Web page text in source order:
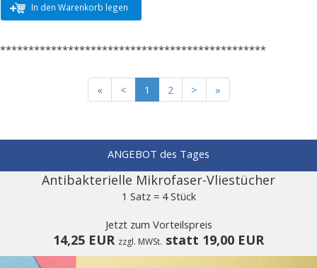
In den Warenkorb legen
***********************************************
« < 1 2 > »
ANGEBOT des Tages
Antibakterielle Mikrofaser-Vliestücher
1 Satz = 4 Stück
Jetzt zum Vorteilspreis
14,25 EUR zzgl. MWSt. statt 19,00 EUR